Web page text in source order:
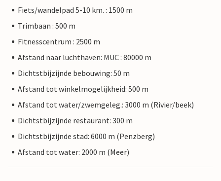
Fiets/wandelpad 5-10 km. : 1500 m
Trimbaan : 500 m
Fitnesscentrum : 2500 m
Afstand naar luchthaven: MUC : 80000 m
Dichtstbijzijnde bebouwing: 50 m
Afstand tot winkelmogelijkheid: 500 m
Afstand tot water/zwemgeleg.: 3000 m (Rivier/beek)
Dichtstbijzijnde restaurant: 300 m
Dichtstbijzijnde stad: 6000 m (Penzberg)
Afstand tot water: 2000 m (Meer)